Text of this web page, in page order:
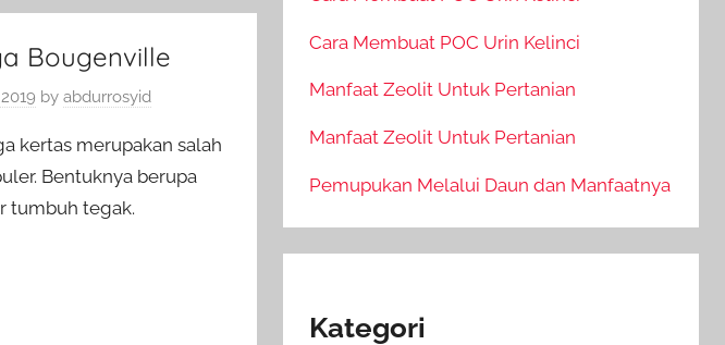
Bougenville
byabdurrosyid
kertas merupakan salah
Bentuknya berupa
tumbuh tegak.
Cara Membuat POC Urin Kelinci
Manfaat Zeolit Untuk Pertanian
Manfaat Zeolit Untuk Pertanian
Pemupukan Melalui Daun dan Manfaatnya
Kategori